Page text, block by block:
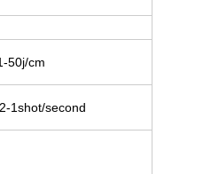
50j/cm
1shot/second